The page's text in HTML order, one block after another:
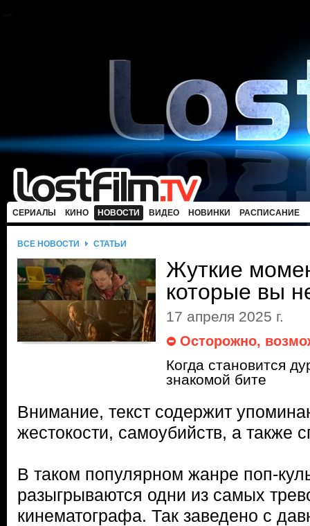
СЕРИАЛЫ КИНО НОВОСТИ ВИДЕО НОВИНКИ РАСПИСАНИЕ
ВСЕ НОВОСТИ СТАТЬИ
Жуткие
которые вы
17 апреля 2025 г.
Осторожно,
Когда становится
знакомой бите
Внимание, текст содержит
жестокости, самоубийств, а также
В таком популярном жанре поп-
разыгрываются одни из самых
кинематографа. Так заведено с